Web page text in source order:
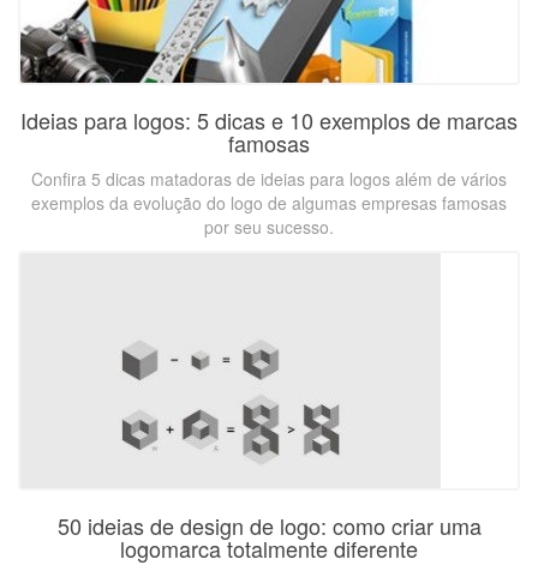
Ideias para logos: 5 dicas e 10 exemplos de marcas
famosas
Confira 5 dicas matadoras de ideias para logos além de vários
exemplos da evolução do logo de algumas empresas famosas
por seu sucesso.
50 ideias de design de logo: como criar uma
logomarca totalmente diferente